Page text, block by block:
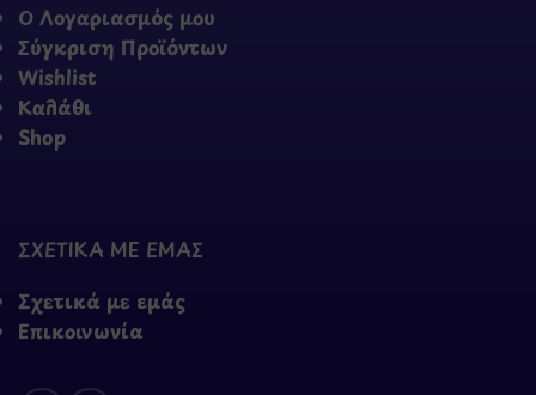
Ο Λογαριασμός μου
Σύγκριση Προϊόντων
Wishlist
Καλάθι
Shop
ΣΧΕΤΙΚΑ ΜΕ ΕΜΑΣ
Σχετικά με εμάς
Επικοινωνία